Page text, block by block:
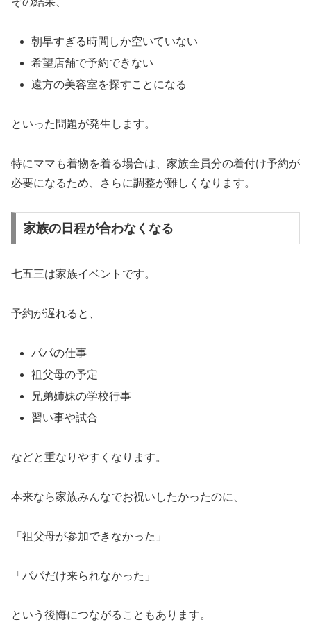
朝早すぎる時間しか空いていない
希望店舗で予約できない
遠方の美容室を探すことになる
といった問題が発生します。
特にママも着物を着る場合は、家族全員分の着付け予約が
必要になるため、さらに調整が難しくなります。
家族の日程が合わなくなる
七五三は家族イベントです。
予約が遅れると、
パパの仕事
祖父母の予定
兄弟姉妹の学校行事
習い事や試合
などと重なりやすくなります。
本来なら家族みんなでお祝いしたかったのに、
「祖父母が参加できなかった」
「パパだけ来られなかった」
という後悔につながることもあります。